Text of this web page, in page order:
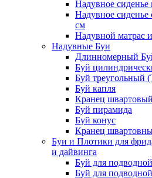
Надувное сиденье
Надувное сиденье
см
Надувной матрас
Надувные Буи
Длинномерный
Буй
Буй треугольный
Буй капля
Кранец швартовый
Буй пирамида
Буй конус
Кранец
Буи и Плотики для
и дайвинга
Буй для
Буй для